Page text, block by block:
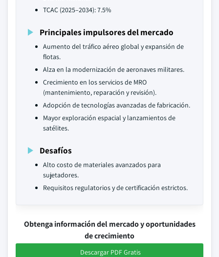
TCAC (2025–2034): 7.5%
Principales impulsores del mercado
Aumento del tráfico aéreo global y expansión de
flotas.
Alza en la modernización de aeronaves militares.
Crecimiento en los servicios de MRO
(mantenimiento, reparación y revisión).
Adopción de tecnologías avanzadas de fabricación.
Mayor exploración espacial y lanzamientos de
satélites.
Desafíos
Alto costo de materiales avanzados para
sujetadores.
Requisitos regulatorios y de certificación estrictos.
Obtenga información del mercado y oportunidades
de crecimiento
Descargar PDF Gratis